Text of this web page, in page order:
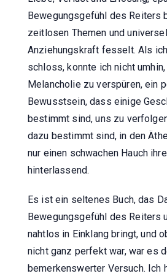
Bewegungsgefühl des Reiters
zeitlosen Themen und
Anziehungskraft fesselt. Als
schloss, konnte ich nicht
Melancholie zu verspüren, ein
Bewusstsein, dass einige
bestimmt sind, uns zu
dazu bestimmt sind, in den
nur einen schwachen Hauch
hinterlassend.
Es ist ein seltenes Buch, das
Bewegungsgefühl des Reiters
nahtlos in Einklang bringt, und
nicht ganz perfekt war, war es
bemerkenswerter Versuch. Ich